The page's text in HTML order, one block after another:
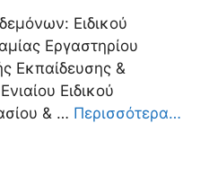
Ειδικού
Εργαστηρίου
Εκπαίδευσης &
Ειδικού
& … Περισσότερα…